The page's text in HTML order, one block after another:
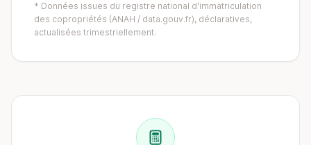
* Données issues du registre national d'immatriculation
des copropriétés (ANAH / data.gouv.fr), déclaratives,
actualisées trimestriellement.